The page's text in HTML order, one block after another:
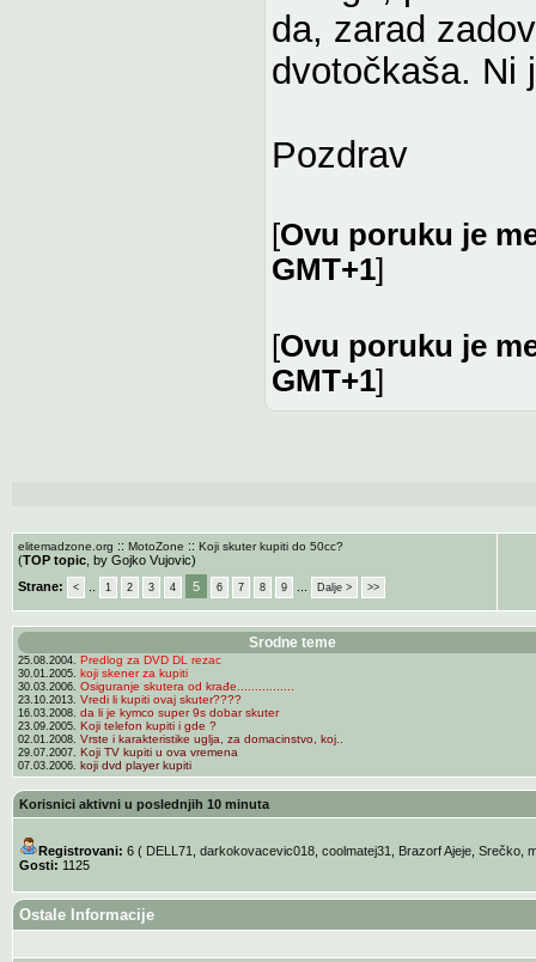
da, zarad
dvotočkaša. Ni
Pozdrav
[Ovu poruku je
GMT+1]
[Ovu poruku je
GMT+1]
elitemadzone.org :: MotoZone :: Koji skuter kupiti do 50cc?
(TOP topic , by Gojko Vujovic)
Strane:
< 1 2 3 4 5 6 7 8 9 Dalje > >>
Srodne teme
25.08.2004. Predlog za DVD DL rezac
30.01.2005. koji skener za kupiti
30.03.2006. Osiguranje skutera od krađe................
23.10.2013. Vredi li kupiti ovaj skuter????
16.03.2008. da li je kymco super 9s dobar skuter
23.09.2005. Koji telefon kupiti i gde ?
02.01.2008. Vrste i karakteristike uglja, za domacinstvo, koj..
29.07.2007. Koji TV kupiti u ova vremena
07.03.2006. koji dvd player kupiti
Korisnici aktivni u poslednjih 10 minuta
Registrovani: 6 ( DELL71 darkokovacevic018, coolmatej31 Brazorf Ajeje, Srečko,
Gosti: 1125
Ostale Informacije